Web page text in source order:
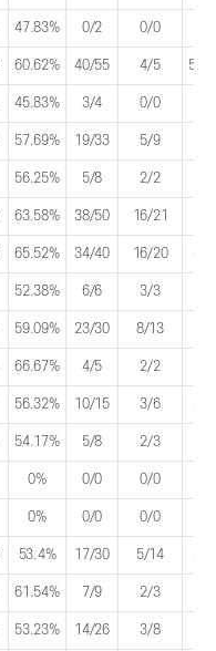
47.83% 0/2 0/0
60.62% 40/55 4/5 53/
45.83% 3/4 0/0
57.69% 19/33 5/9
56.25% 5/8 2/2
63.58% 38/50 16/21
65.52% 34/40 16/20 42/
52.38% 6/6 3/3
59.09% 23/30 8/13
66.67% 4/5 2/2
56.32% 10/15 3/6 31/
54.17% 5/8 2/3
0% 0/0 0/0
0% 0/0 0/0
53.4% 17/30 5/14 33/
61.54% 7/9 2/3
53.23% 14/26 3/8